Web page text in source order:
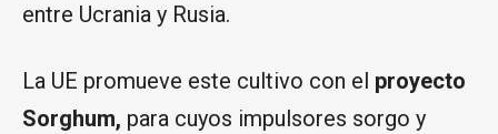
entre Ucrania y Rusia.
La UE promueve este cultivo con el proyecto
Sorghum, para cuyos impulsores sorgo y